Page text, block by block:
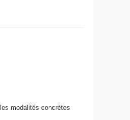
modalités concrètes